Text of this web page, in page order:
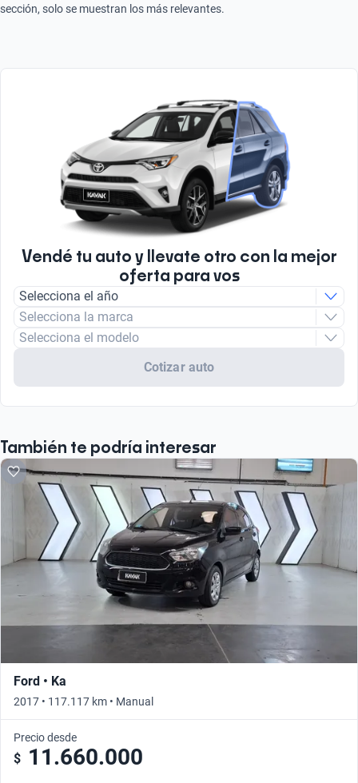
sección, solo se muestran los más relevantes.
Vendé tu auto y llevate otro con la mejor
oferta para vos
Selecciona el año
Selecciona la marca
Selecciona el modelo
Cotizar auto
También te podría interesar
Ford • Ka
2017 • 117.117 km • Manual
Precio desde
$ 11.660.000